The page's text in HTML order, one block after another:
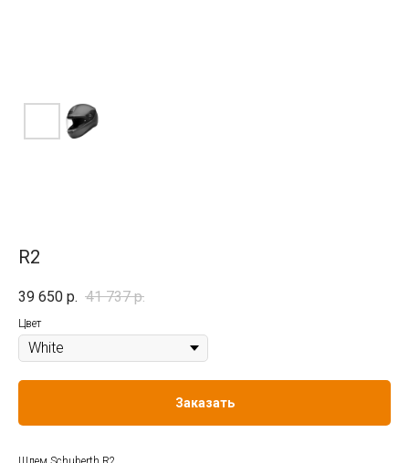
R2
39 650 р. 41 737 р.
Цвет
Заказать